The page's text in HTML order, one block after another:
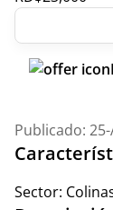
Publicado:
Sector: